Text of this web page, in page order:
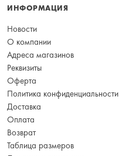
ИНФОРМАЦИЯ
Новости
О компании
Адреса магазинов
Реквизиты
Оферта
Политика конфиденциальности
Доставка
Оплата
Возврат
Таблица размеров